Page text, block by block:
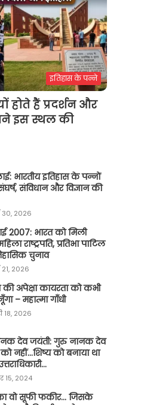
इतिहास के पन्ने
होते हैं प्रदर्शन और
इस स्थल की
भारतीय इतिहास के पन्नों
संविधान और विज्ञान की
2026
2007: भारत को मिली
राष्ट्रपति, प्रतिभा पाटिल
चुनाव
2026
की अपेक्षा कायरता को कभी
– महात्मा गाँधी
18, 2026
देव जयंती: गुरु नानक देव
नहीं…शिष्य को बनाया था
15, 2024
वो सूफी फकीर… जिसके